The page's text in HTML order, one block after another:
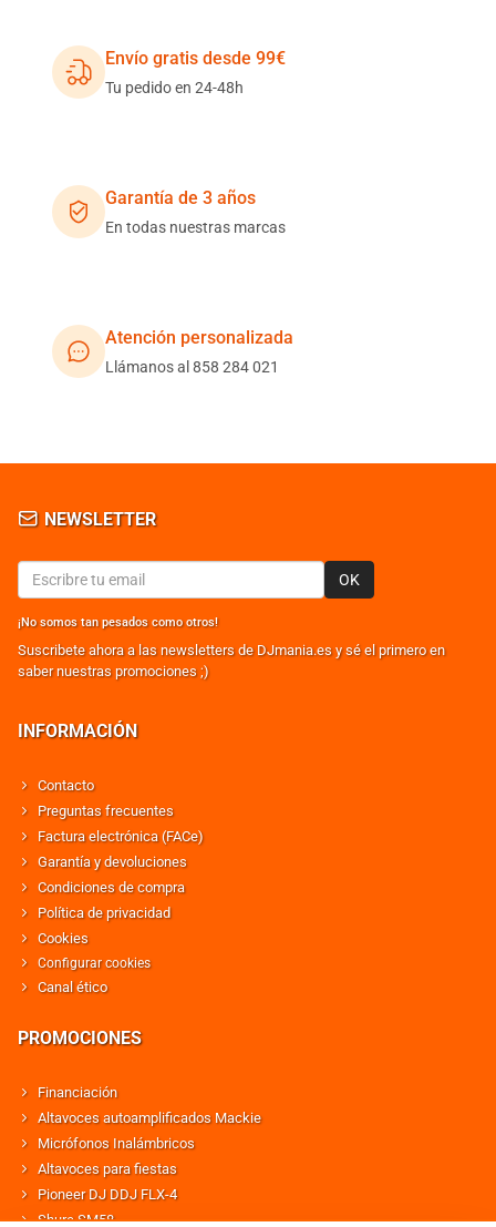
Envío gratis desde 99€
Tu pedido en 24-48h
Garantía de 3 años
En todas nuestras marcas
Atención personalizada
Llámanos al 858 284 021
NEWSLETTER
OK
¡No somos tan pesados como otros!
Suscribete ahora a las newsletters de DJmania.es y sé el primero en
saber nuestras promociones ;)
INFORMACIÓN
Contacto
Preguntas frecuentes
Factura electrónica (FACe)
Garantía y devoluciones
Condiciones de compra
Política de privacidad
Cookies
Configurar cookies
Canal ético
PROMOCIONES
Financiación
Altavoces autoamplificados Mackie
Micrófonos Inalámbricos
Altavoces para fiestas
Pioneer DJ DDJ FLX-4
Shure SM58